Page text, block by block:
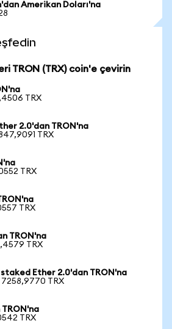
Amerikan Doları'na
TRON (TRX) coin'e çevirin
TRX
2.0'dan TRON'na
TRX
TRX
TRX
TRON'na
TRX
Ether 2.0'dan TRON'na
7258,9770 TRX
TRX